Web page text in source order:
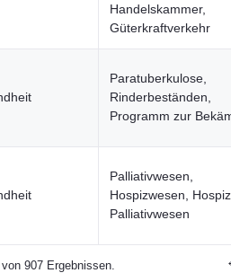
Handelskammer,
Güterkraftverkehr
Paratuberkulose,
Rinderbeständen,
Programm zur
Palliativwesen,
Hospizwesen,
Palliativwesen
907 Ergebnissen.